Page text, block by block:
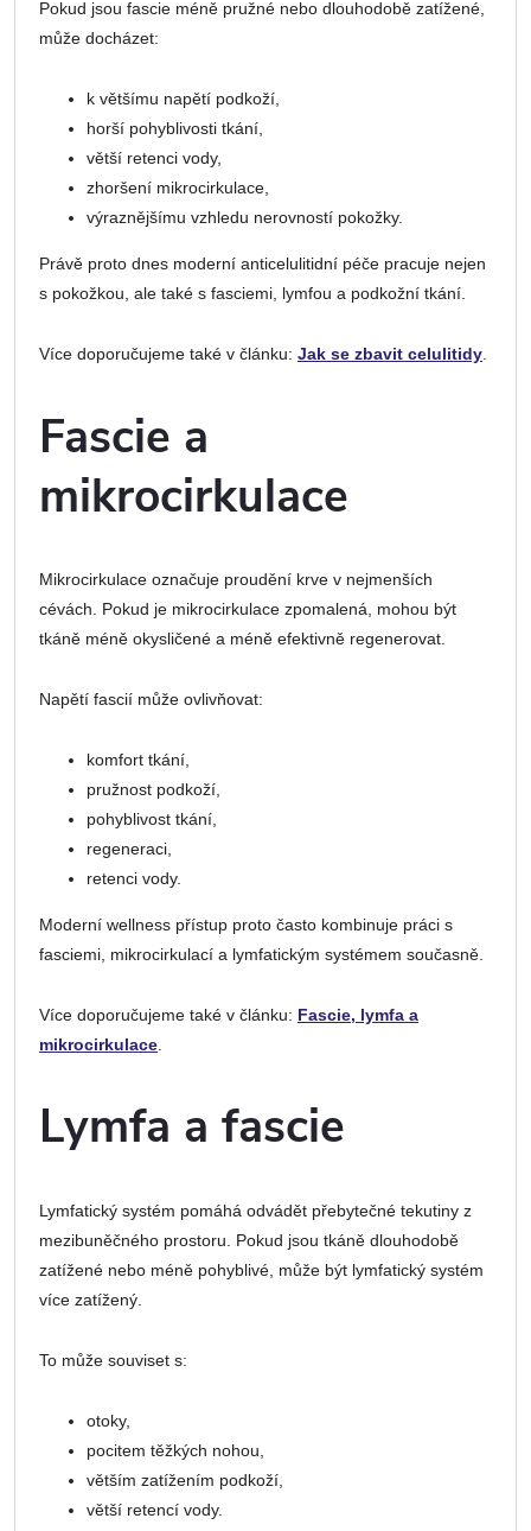
Pokud jsou fascie méně pružné nebo dlouhodobě zatížené,
může docházet:
k většímu napětí podkoží,
horší pohyblivosti tkání,
větší retenci vody,
zhoršení mikrocirkulace,
výraznějšímu vzhledu nerovností pokožky.
Právě proto dnes moderní anticelulitidní péče pracuje nejen
s pokožkou, ale také s fasciemi, lymfou a podkožní tkání.
Více doporučujeme také v článku: Jak se zbavit celulitidy.
Fascie a
mikrocirkulace
Mikrocirkulace označuje proudění krve v nejmenších
cévách. Pokud je mikrocirkulace zpomalená, mohou být
tkáně méně okysličené a méně efektivně regenerovat.
Napětí fascií může ovlivňovat:
komfort tkání,
pružnost podkoží,
pohyblivost tkání,
regeneraci,
retenci vody.
Moderní wellness přístup proto často kombinuje práci s
fasciemi, mikrocirkulací a lymfatickým systémem současně.
Více doporučujeme také v článku: Fascie, lymfa a
mikrocirkulace
Lymfa a fascie
Lymfatický systém pomáhá odvádět přebytečné tekutiny z
mezibuněčného prostoru. Pokud jsou tkáně dlouhodobě
zatížené nebo méně pohyblivé, může být lymfatický systém
více zatížený.
To může souviset s:
otoky,
pocitem těžkých nohou,
větším zatížením podkoží,
větší retencí vody.